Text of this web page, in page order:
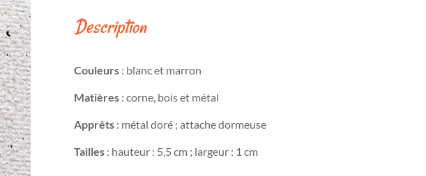
Description
Couleurs : blanc et marron
Matières : corne, bois et métal
Apprêts : métal doré ; attache dormeuse
Tailles : hauteur : 5,5 cm ; largeur : 1 cm